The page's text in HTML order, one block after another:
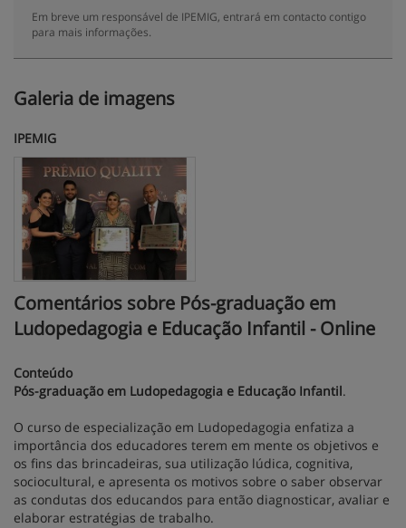
Em breve um responsável de IPEMIG, entrará em contacto contigo
para mais informações.
Galeria de imagens
IPEMIG
Comentários sobre Pós-graduação em
Ludopedagogia e Educação Infantil - Online
Conteúdo
Pós-graduação em Ludopedagogia e Educação Infantil.
O curso de especialização em Ludopedagogia enfatiza a
importância dos educadores terem em mente os objetivos e
os fins das brincadeiras, sua utilização lúdica, cognitiva,
sociocultural, e apresenta os motivos sobre o saber observar
as condutas dos educandos para então diagnosticar, avaliar e
elaborar estratégias de trabalho.